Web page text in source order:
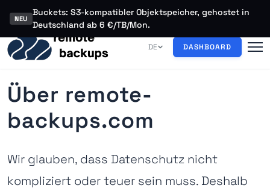
NEU
Buckets: S3-kompatibler Objektspeicher, gehostet in
Deutschland ab 6 €/TB/Mon.
DE DASHBOARD
Über remote-
backups.com
Wir glauben, dass Datenschutz nicht
kompliziert oder teuer sein muss. Deshalb